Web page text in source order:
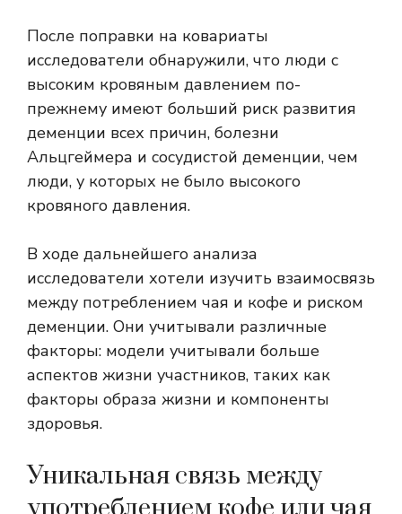
После поправки на ковариаты
исследователи обнаружили, что люди с
высоким кровяным давлением по-
прежнему имеют больший риск развития
деменции всех причин, болезни
Альцгеймера и сосудистой деменции, чем
люди, у которых не было высокого
кровяного давления.
В ходе дальнейшего анализа
исследователи хотели изучить взаимосвязь
между потреблением чая и кофе и риском
деменции. Они учитывали различные
факторы: модели учитывали больше
аспектов жизни участников, таких как
факторы образа жизни и компоненты
здоровья.
Уникальная связь между